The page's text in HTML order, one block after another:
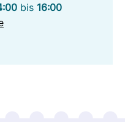
bis 16:00